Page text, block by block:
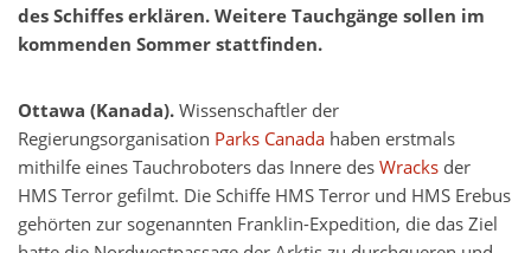
des Schiffes erklären. Weitere Tauchgänge sollen im
kommenden Sommer stattfinden.
Ottawa (Kanada).Wissenschaftler der
Regierungsorganisation Parks Canada haben erstmals
mithilfe eines Tauchroboters das Innere desWracks der
HMS Terror gefilmt. Die Schiffe HMS Terror und HMS Erebus
gehörten zur sogenannten Franklin-Expedition, die das Ziel